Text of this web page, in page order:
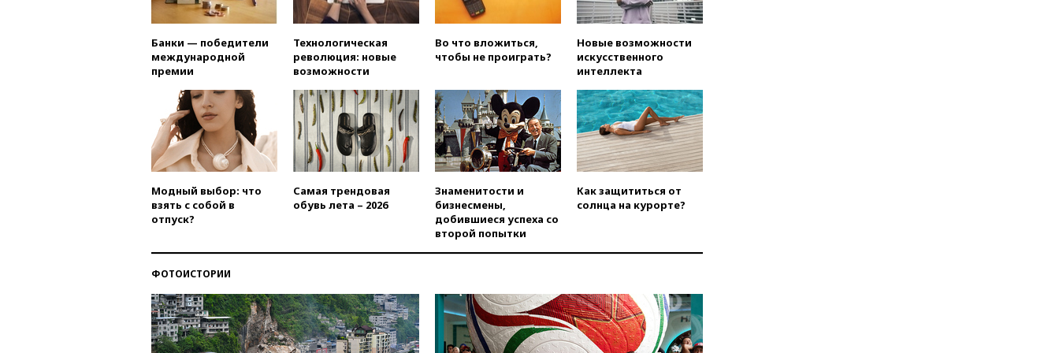
В Ярославской области
обломки БПЛА упали в
резервуары НПЗ
11:19
МИД России ответил на
критику мэра Хиросимы в
годовщину ядерной
бомбардировки
10:57
Оверчук заявил о
сокращении товарооборота
России и Армении на две
10:54
сохранить пост
пяти популярных сетей
фастфуда
10:19СКР рассматривает три
Банки — победители
международной
премии
Технологическая
революция: новые
возможности
Во что вложиться,
чтобы не проиграть?
Новые возможности
искусственного
интеллекта
Модный выбор: что
взять с собой в
отпуск?
Самая трендовая
обувь лета – 2026
Знаменитости и
бизнесмены,
добившиеся успеха со
второй попытки
Как защититься от
солнца на курорте?
ФОТОИСТОРИИ